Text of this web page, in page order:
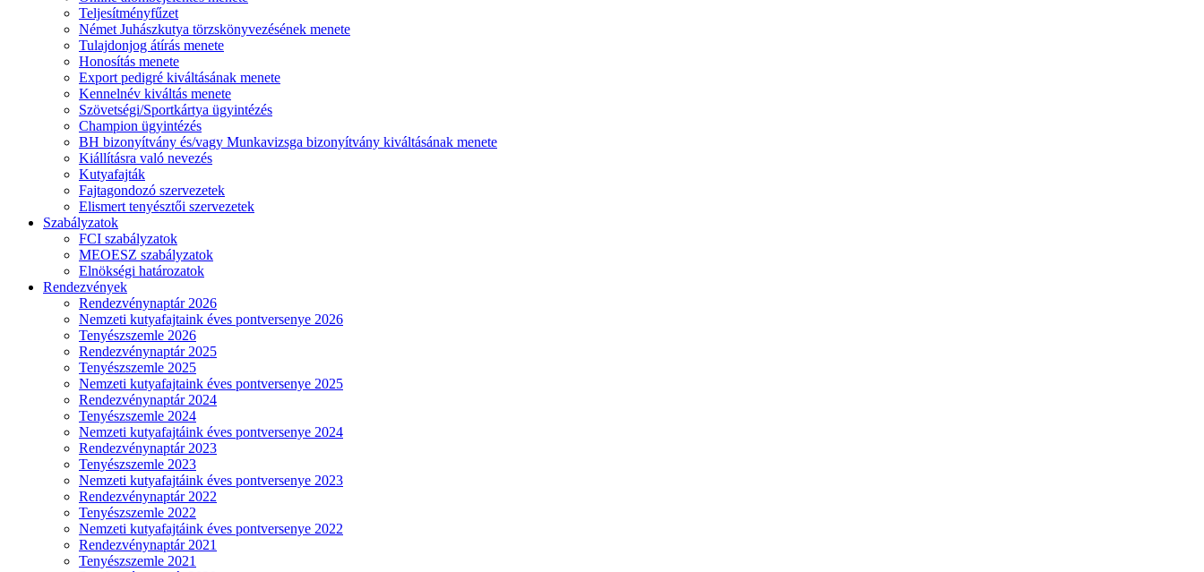
Teljesítményfűzet
Német Juhászkutya törzskönyvezésének menete
Tulajdonjog átírás menete
Honosítás menete
Export pedigré kiváltásának menete
Kennelnév kiváltás menete
Szövetségi/Sportkártya ügyintézés
Champion ügyintézés
BH bizonyítvány és/vagy Munkavizsga bizonyítvány kiváltásának menete
Kiállításra való nevezés
Kutyafajták
Fajtagondozó szervezetek
Elismert tenyésztői szervezetek
Szabályzatok
FCI szabályzatok
MEOESZ szabályzatok
Elnökségi határozatok
Rendezvények
Rendezvénynaptár 2026
Nemzeti kutyafajtaink éves pontversenye 2026
Tenyészszemle 2026
Rendezvénynaptár 2025
Tenyészszemle 2025
Nemzeti kutyafajtaink éves pontversenye 2025
Rendezvénynaptár 2024
Tenyészszemle 2024
Nemzeti kutyafajtáink éves pontversenye 2024
Rendezvénynaptár 2023
Tenyészszemle 2023
Nemzeti kutyafajtáink éves pontversenye 2023
Rendezvénynaptár 2022
Tenyészszemle 2022
Nemzeti kutyafajtáink éves pontversenye 2022
Rendezvénynaptár 2021
Tenyészszemle 2021